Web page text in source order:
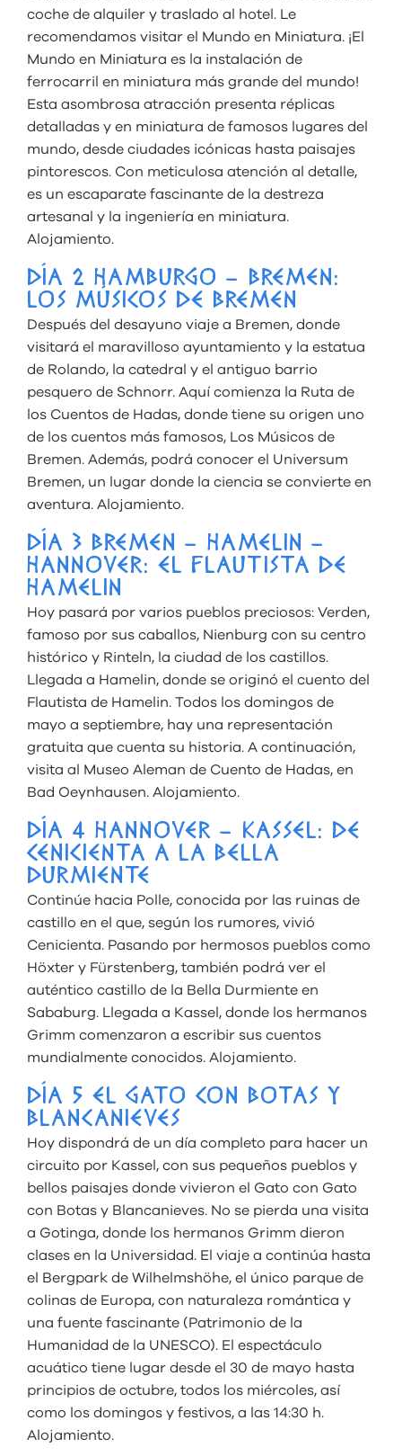
coche de alquiler y traslado al hotel. Le
recomendamos visitar el Mundo en Miniatura. ¡El
Mundo en Miniatura es la instalación de
ferrocarril en miniatura más grande del mundo!
Esta asombrosa atracción presenta réplicas
detalladas y en miniatura de famosos lugares del
mundo, desde ciudades icónicas hasta paisajes
pintorescos. Con meticulosa atención al detalle,
es un escaparate fascinante de la destreza
artesanal y la ingeniería en miniatura.
Alojamiento.
DÍA 2 HAMBURGO – BREMEN:
LOS MÚSICOS DE BREMEN
Después del desayuno viaje a Bremen, donde
visitará el maravilloso ayuntamiento y la estatua
de Rolando, la catedral y el antiguo barrio
pesquero de Schnorr. Aquí comienza la Ruta de
los Cuentos de Hadas, donde tiene su origen uno
de los cuentos más famosos, Los Músicos de
Bremen. Además, podrá conocer el Universum
Bremen, un lugar donde la ciencia se convierte en
aventura. Alojamiento.
DÍA 3 BREMEN – HAMELIN –
HANNOVER: EL FLAUTISTA DE
HAMELIN
Hoy pasará por varios pueblos preciosos: Verden,
famoso por sus caballos, Nienburg con su centro
histórico y Rinteln, la ciudad de los castillos.
Llegada a Hamelin, donde se originó el cuento del
Flautista de Hamelin. Todos los domingos de
mayo a septiembre, hay una representación
gratuita que cuenta su historia. A continuación,
visita al Museo Aleman de Cuento de Hadas, en
Bad Oeynhausen. Alojamiento.
DÍA 4 HANNOVER – KASSEL: DE
CENICIENTA A LA BELLA
DURMIENTE
Continúe hacia Polle, conocida por las ruinas de
castillo en el que, según los rumores, vivió
Cenicienta. Pasando por hermosos pueblos como
Höxter y Fürstenberg, también podrá ver el
auténtico castillo de la Bella Durmiente en
Sababurg. Llegada a Kassel, donde los hermanos
Grimm comenzaron a escribir sus cuentos
mundialmente conocidos. Alojamiento.
DÍA 5 EL GATO CON BOTAS Y
BLANCANIEVES
Hoy dispondrá de un día completo para hacer un
circuito por Kassel, con sus pequeños pueblos y
bellos paisajes donde vivieron el Gato con Gato
con Botas y Blancanieves. No se pierda una visita
a Gotinga, donde los hermanos Grimm dieron
clases en la Universidad. El viaje a continúa hasta
el Bergpark de Wilhelmshöhe, el único parque de
colinas de Europa, con naturaleza romántica y
una fuente fascinante (Patrimonio de la
Humanidad de la UNESCO). El espectáculo
acuático tiene lugar desde el 30 de mayo hasta
principios de octubre, todos los miércoles, así
como los domingos y festivos, a las 14:30 h.
Alojamiento.